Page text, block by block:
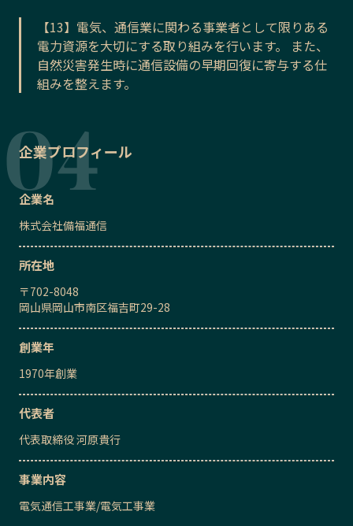
【13】電気、通信業に関わる事業者として限りある
電力資源を大切にする取り組みを行います。 また、
自然災害発生時に通信設備の早期回復に寄与する仕
組みを整えます。
企業プロフィール
企業名
株式会社備福通信
所在地
〒702-8048
岡山県岡山市南区福吉町29-28
創業年
1970年創業
代表者
代表取締役河原貴行
事業内容
電気通信工事業/電気工事業